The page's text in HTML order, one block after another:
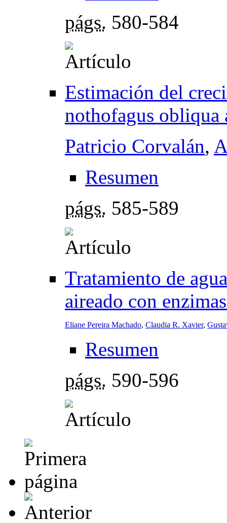
págs. 580-584
Estimación del
nothofagus obliqua
Patricio Corvalán,
Resumen
págs. 585-589
Tratamiento de
aireado con
Eliane Pereira Machado, Claudia R. Xavier,
Resumen
págs. 590-596